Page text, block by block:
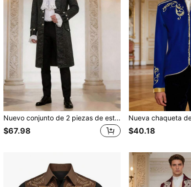
Nuevo conjunto de 2 piezas de estilo steampunk para hombre, con cuello mao y unicolor vintage
$67.98 $40.18